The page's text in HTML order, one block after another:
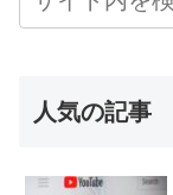
人気の記事